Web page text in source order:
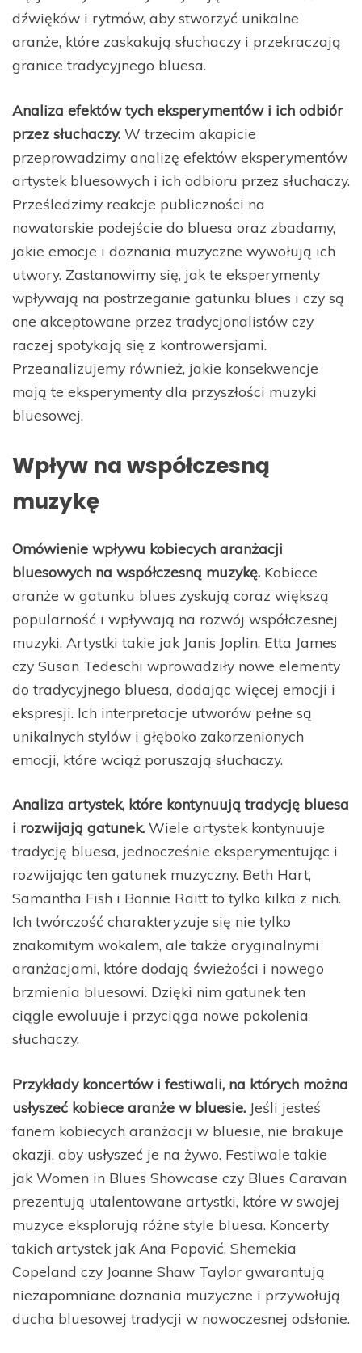
dźwięków i rytmów, aby stworzyć unikalne
aranże, które zaskakują słuchaczy i przekraczają
granice tradycyjnego bluesa.
Analiza efektów tych eksperymentów i ich odbiór
przez słuchaczy. W trzecim akapicie
przeprowadzimy analizę efektów eksperymentów
artystek bluesowych i ich odbioru przez słuchaczy.
Prześledzimy reakcje publiczności na
nowatorskie podejście do bluesa oraz zbadamy,
jakie emocje i doznania muzyczne wywołują ich
utwory. Zastanowimy się, jak te eksperymenty
wpływają na postrzeganie gatunku blues i czy są
one akceptowane przez tradycjonalistów czy
raczej spotykają się z kontrowersjami.
Przeanalizujemy również, jakie konsekwencje
mają te eksperymenty dla przyszłości muzyki
bluesowej.
Wpływ na współczesną
muzykę
Omówienie wpływu kobiecych aranżacji
bluesowych na współczesną muzykę. Kobiece
aranże w gatunku blues zyskują coraz większą
popularność i wpływają na rozwój współczesnej
muzyki. Artystki takie jak Janis Joplin, Etta James
czy Susan Tedeschi wprowadziły nowe elementy
do tradycyjnego bluesa, dodając więcej emocji i
ekspresji. Ich interpretacje utworów pełne są
unikalnych stylów i głęboko zakorzenionych
emocji, które wciąż poruszają słuchaczy.
Analiza artystek, które kontynuują tradycję bluesa
i rozwijają gatunek. Wiele artystek kontynuuje
tradycję bluesa, jednocześnie eksperymentując i
rozwijając ten gatunek muzyczny. Beth Hart,
Samantha Fish i Bonnie Raitt to tylko kilka z nich.
Ich twórczość charakteryzuje się nie tylko
znakomitym wokalem, ale także oryginalnymi
aranżacjami, które dodają świeżości i nowego
brzmienia bluesowi. Dzięki nim gatunek ten
ciągle ewoluuje i przyciąga nowe pokolenia
słuchaczy.
Przykłady koncertów i festiwali, na których można
usłyszeć kobiece aranże w bluesie. Jeśli jesteś
fanem kobiecych aranżacji w bluesie, nie brakuje
okazji, aby usłyszeć je na żywo. Festiwale takie
jak Women in Blues Showcase czy Blues Caravan
prezentują utalentowane artystki, które w swojej
muzyce eksplorują różne style bluesa. Koncerty
takich artystek jak Ana Popović, Shemekia
Copeland czy Joanne Shaw Taylor gwarantują
niezapomniane doznania muzyczne i przywołują
ducha bluesowej tradycji w nowoczesnej odsłonie.